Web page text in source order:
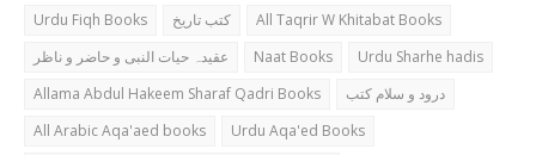
Urdu Fiqh Books
کتب تاریخ
All Taqrir W Khitabat Books
عقیدہ حیات النبی و حاضر و ناظر
Naat Books
Urdu Sharhe hadis
Allama Abdul Hakeem Sharaf Qadri Books
درود و سلام کتب
All Arabic Aqa'aed books
Urdu Aqa'ed Books